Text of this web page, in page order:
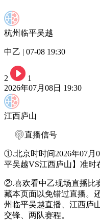
杭州临平吴越
中乙 | 07-08 19:30
2
1
2026年07月08日 19:30
江西庐山
直播信号
①.北京时时间2026年07月
平吴越VS江西庐山】准时
②.喜欢看中乙现场直播比
藏本页面以免错过直播。
州临平吴越直播、江西庐
交锋、两队赛程。